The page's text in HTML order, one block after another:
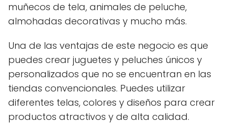
muñecos de tela, animales de peluche,
almohadas decorativas y mucho más.
Una de las ventajas de este negocio es que
puedes crear juguetes y peluches únicos y
personalizados que no se encuentran en las
tiendas convencionales. Puedes utilizar
diferentes telas, colores y diseños para crear
productos atractivos y de alta calidad.